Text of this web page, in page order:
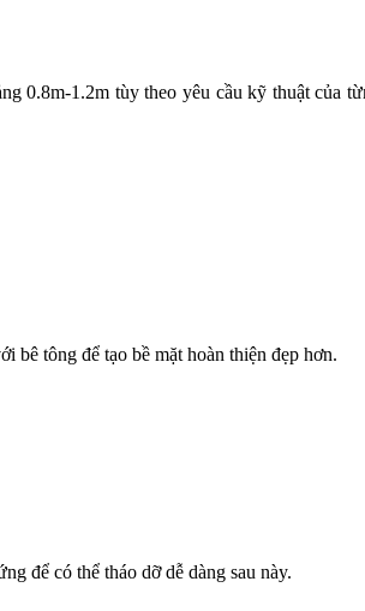
0.8m-1.2m tùy theo yêu cầu kỹ thuật của
bê tông để tạo bề mặt hoàn thiện đẹp hơn.
để có thể tháo dỡ dễ dàng sau này.